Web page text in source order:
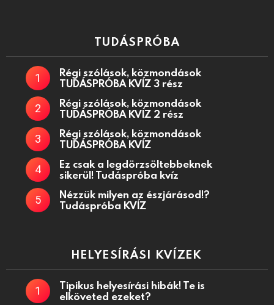
TUDÁSPRÓBA
Régi szólások, közmondások
TUDÁSPRÓBA KVÍZ 3 rész
Régi szólások, közmondások
TUDÁSPRÓBA KVÍZ 2 rész
Régi szólások, közmondások
TUDÁSPRÓBA KVÍZ
Ez csak a legdörzsöltebbeknek
sikerül! Tudáspróba kvíz
Nézzük milyen az észjárásod!?
Tudáspróba KVÍZ
HELYESÍRÁSI KVÍZEK
Tipikus helyesírási hibák! Te is
elköveted ezeket?